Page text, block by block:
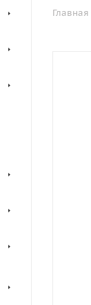
Главная